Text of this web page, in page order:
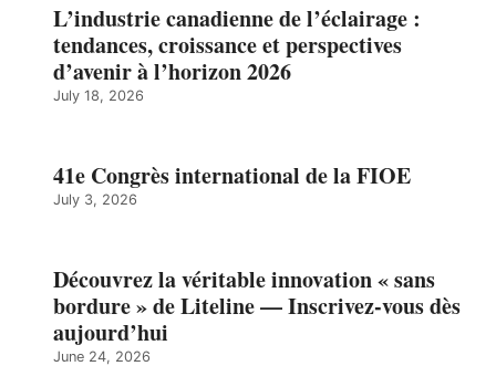
L’industrie canadienne de l’éclairage :
tendances, croissance et perspectives
d’avenir à l’horizon 2026
July 18, 2026
41e Congrès international de la FIOE
July 3, 2026
Découvrez la véritable innovation « sans
bordure » de Liteline — Inscrivez-vous dès
aujourd’hui
June 24, 2026